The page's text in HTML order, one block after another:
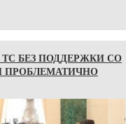
БЕЗ ПОДДЕРЖКИ СО